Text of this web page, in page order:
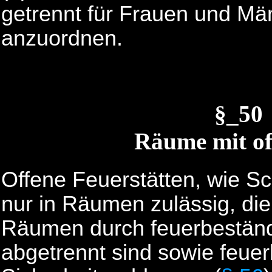
getrennt für Frauen und
anzuordnen.
Räume mit
Offene Feuerstätten, wie
nur in Räumen zulässig,
Räumen durch
abgetrennt sind sowie